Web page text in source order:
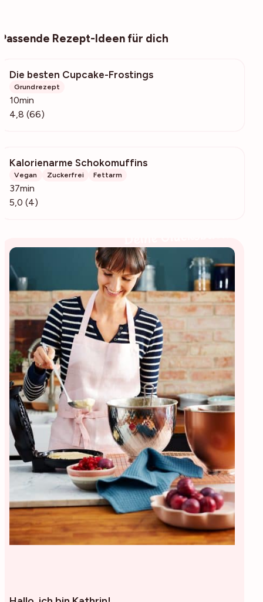
Passende Rezept-Ideen für dich
Die besten Cupcake-Frostings
Grundrezept
10min
4,8 (66)
Kalorienarme Schokomuffins
Vegan Zuckerfrei Fettarm
37min
5,0 (4)